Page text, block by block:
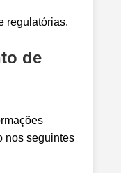
regulatórias.
de
nos seguintes